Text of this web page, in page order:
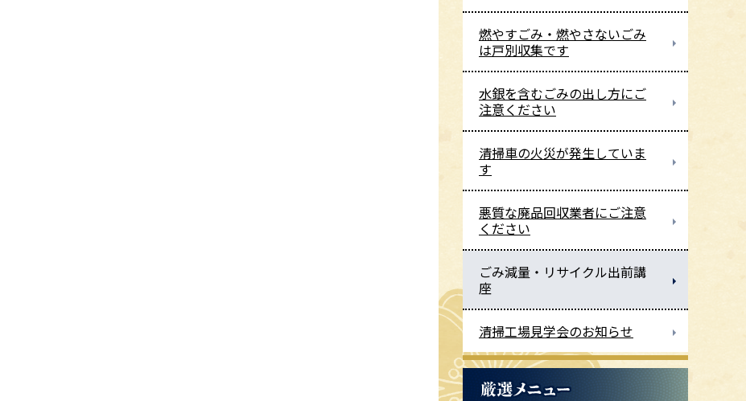
燃やすごみ・燃やさないごみ
は戸別収集です
水銀を含むごみの出し方にご
注意ください
清掃車の火災が発生していま
す
悪質な廃品回収業者にご注意
ください
ごみ減量・リサイクル出前講
座
清掃工場見学会のお知らせ